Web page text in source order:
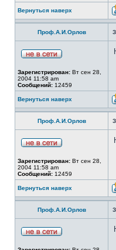
Вернуться наверх
Проф.А.И.Орлов
Зарегистрирован: Вт сен 28,
2004 11:58 am
Сообщений: 12459
Вернуться наверх
Проф.А.И.Орлов
Зарегистрирован: Вт сен 28,
2004 11:58 am
Сообщений: 12459
Вернуться наверх
Проф.А.И.Орлов